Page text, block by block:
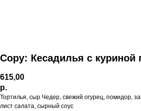
Copy: Кесадилья с куриной
615,00
р.
Тортилья, сыр Чедер, свежий огурец, помидор,
лист салата, сырный соус